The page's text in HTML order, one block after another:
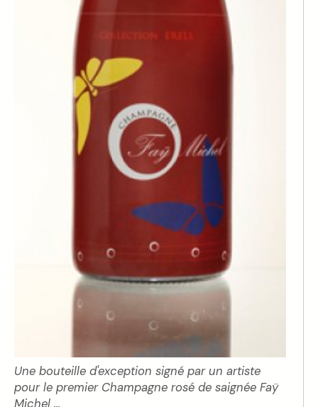
Une bouteille d'exception signé par un artiste
pour le premier Champagne rosé de saignée Faÿ
Michel ...